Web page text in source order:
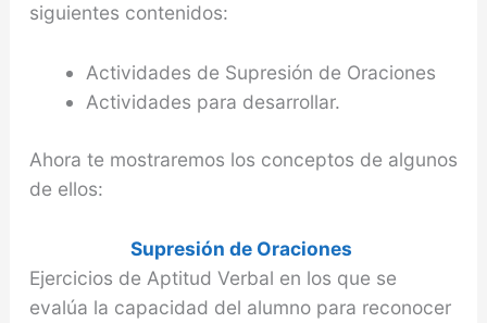
siguientes contenidos:
Actividades de Supresión de Oraciones
Actividades para desarrollar.
Ahora te mostraremos los conceptos de algunos
de ellos:
Supresión de Oraciones
Ejercicios de Aptitud Verbal en los que se
evalúa la capacidad del alumno para reconocer